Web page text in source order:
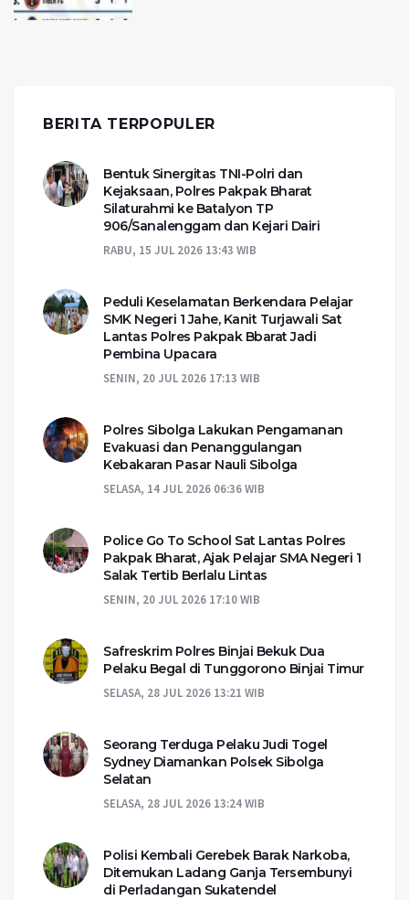
BERITA TERPOPULER
Bentuk Sinergitas TNI-Polri dan
Kejaksaan, Polres Pakpak Bharat
Silaturahmi ke Batalyon TP
906/Sanalenggam dan Kejari Dairi
RABU, 15 JUL 2026 13:43 WIB
Peduli Keselamatan Berkendara Pelajar
SMK Negeri 1 Jahe, Kanit Turjawali Sat
Lantas Polres Pakpak Bbarat Jadi
Pembina Upacara
SENIN, 20 JUL 2026 17:13 WIB
Polres Sibolga Lakukan Pengamanan
Evakuasi dan Penanggulangan
Kebakaran Pasar Nauli Sibolga
SELASA, 14 JUL 2026 06:36 WIB
Police Go To School Sat Lantas Polres
Pakpak Bharat, Ajak Pelajar SMA Negeri 1
Salak Tertib Berlalu Lintas
SENIN, 20 JUL 2026 17:10 WIB
Safreskrim Polres Binjai Bekuk Dua
Pelaku Begal di Tunggorono Binjai Timur
SELASA, 28 JUL 2026 13:21 WIB
Seorang Terduga Pelaku Judi Togel
Sydney Diamankan Polsek Sibolga
Selatan
SELASA, 28 JUL 2026 13:24 WIB
Polisi Kembali Gerebek Barak Narkoba,
Ditemukan Ladang Ganja Tersembunyi
di Perladangan Sukatendel